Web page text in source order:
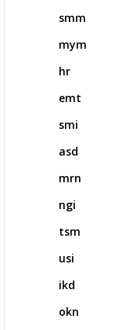
smm
mym
hr
emt
smi
asd
mrn
ngi
tsm
usi
ikd
okn